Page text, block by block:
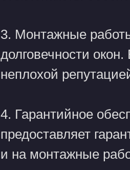
3. Монтажные
долговечности
неплохой
4. Гарантийное
предоставляет
и на монтажные